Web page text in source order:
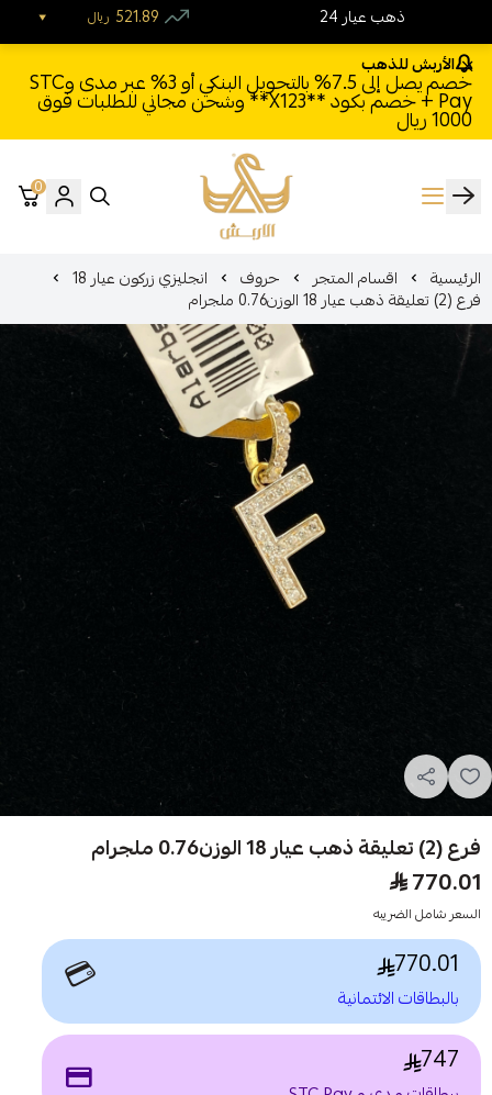
الأربش للذهب
خصم يصل إلى 7.5% بالتحويل البنكي أو 3% عبر مدى وSTC
Pay + خصم بكود **X123** وشحن مجاني للطلبات فوق
1000 ريال
الأربش للذهب
0
الرئيسية اقسام المتجر حروف انجليزي زركون عيار 18
فرع (2) تعليقة ذهب عيار 18 الوزن0.76 ملجرام
فرع (2) تعليقة ذهب عيار 18 الوزن0.76 ملجرام
770.01
السعر شامل الضريبه
770.01
بالبطاقات الائتمانية 💳
747
payment
24 ذهب عيار ريال 521.89